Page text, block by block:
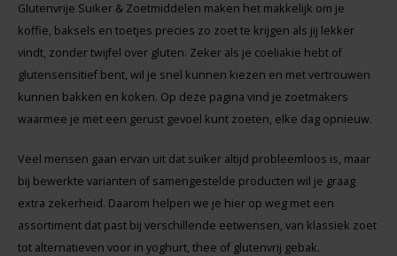
Glutenvrije Suiker & Zoetmiddelen maken het makkelijk om je
koffie, baksels en toetjes precies zo zoet te krijgen als jij lekker
vindt, zonder twijfel over gluten. Zeker als je coeliakie hebt of
glutensensitief bent, wil je snel kunnen kiezen en met vertrouwen
kunnen bakken en koken. Op deze pagina vind je zoetmakers
waarmee je met een gerust gevoel kunt zoeten, elke dag opnieuw.
Veel mensen gaan ervan uit dat suiker altijd probleemloos is, maar
bij bewerkte varianten of samengestelde producten wil je graag
extra zekerheid. Daarom helpen we je hier op weg met een
assortiment dat past bij verschillende eetwensen, van klassiek zoet
tot alternatieven voor in yoghurt, thee of glutenvrij gebak.